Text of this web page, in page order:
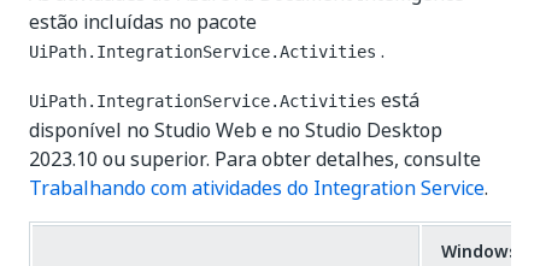
estão incluídas no pacote
UiPath.IntegrationService.Activities .
UiPath.IntegrationService.Activities está
disponível no Studio Web e no Studio Desktop
2023.10 ou superior. Para obter detalhes, consulte
Trabalhando com atividades do Integration Service.
Windows